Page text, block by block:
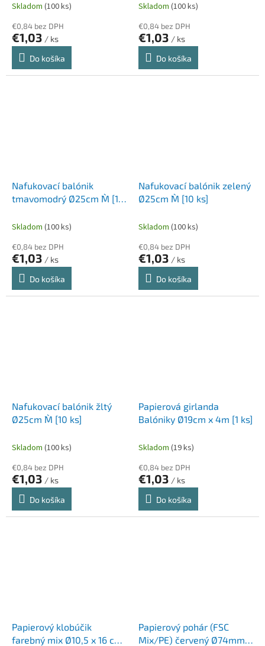
Skladom (100 ks)
€0,84 bez DPH
€1,03 / ks
Do košíka
Skladom (100 ks)
€0,84 bez DPH
€1,03 / ks
Do košíka
Nafukovací balónik
tmavomodrý Ø25cm `M` [10
Skladom (100 ks)
€0,84 bez DPH
€1,03 / ks
Do košíka
Nafukovací balónik zelený
Ø25cm `M` [10 ks]
Skladom (100 ks)
€0,84 bez DPH
€1,03 / ks
Do košíka
Nafukovací balónik žltý
Ø25cm `M` [10 ks]
Skladom (100 ks)
€0,84 bez DPH
€1,03 / ks
Do košíka
Papierová girlanda
Balóniky Ø19cm x 4m [1 ks]
Skladom (19 ks)
€0,84 bez DPH
€1,03 / ks
Do košíka
Papierový klobúčik
farebný mix Ø10,5 x 16 cm
Papierový pohár (FSC
Mix/PE) červený Ø74mm